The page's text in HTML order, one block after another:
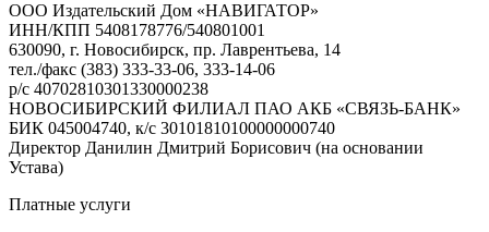
ООО Издательский Дом «НАВИГАТОР»
ИНН/КПП 5408178776/540801001
630090, г. Новосибирск, пр. Лаврентьева, 14
тел./факс (383) 333-33-06, 333-14-06
р/с 40702810301330000238
НОВОСИБИРСКИЙ ФИЛИАЛ ПАО АКБ «СВЯЗЬ-БАНК»
БИК 045004740, к/с 30101810100000000740
Директор Данилин Дмитрий Борисович (на основании
Устава)
Платные услуги